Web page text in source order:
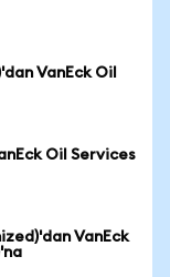
VanEck Oil
Oil Services
VanEck